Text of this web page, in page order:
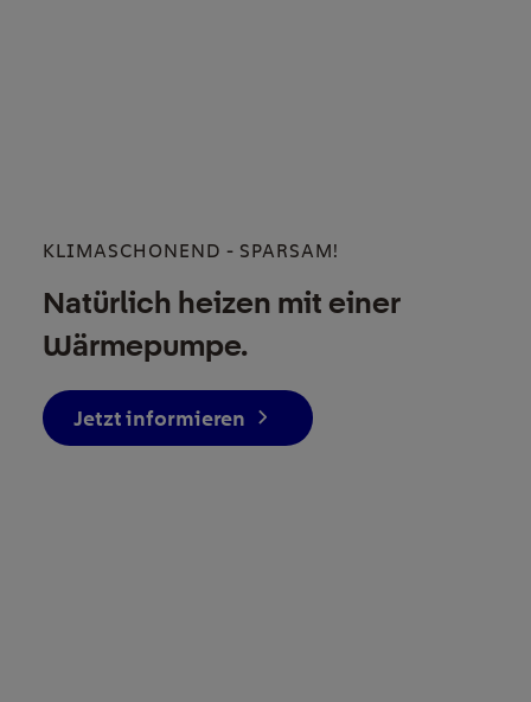
KLIMASCHONEND - SPARSAM!
Natürlich heizen mit einer
Wärmepumpe.
Jetzt informieren